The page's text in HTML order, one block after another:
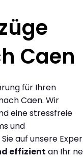
Caen
für Ihren
Caen. Wir
eine stressfreie
und
auf unsere
effizient an Ihr